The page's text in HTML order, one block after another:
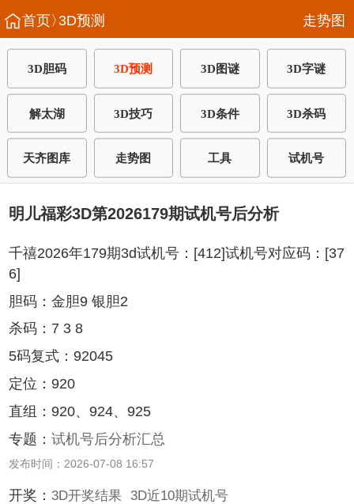
首页〉3D预测 走势图
3D胆码 3D预测 3D图谜 3D字谜
解太湖 3D技巧 3D条件 3D杀码
天齐图库 走势图 工具 试机号
明儿福彩3D第2026179期试机号后分析
千禧2026年179期3d试机号：[412]试机号对应码：[37
6]
胆码：金胆9 银胆2
杀码：7 3 8
5码复式：92045
定位：920
直组：920、924、925
专题： 试机号后分析汇总
发布时间：2026-07-08 16:57
开奖： 3D开奖结果 3D近10期试机号